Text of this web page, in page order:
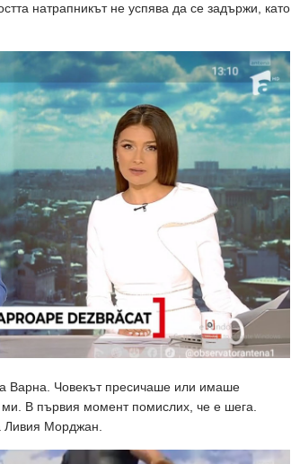
натрапникът не успява да се задържи, като
Варна. Човекът пресичаше или имаше
В първия момент помислих, че е шега.
Ливия Морджан.